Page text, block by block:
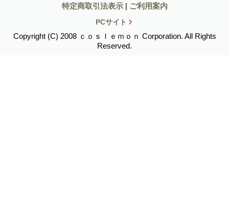
特定商取引法表示 | ご利用案内
PCサイト
Copyright (C) 2008 ｃｏｓｌｅｍｏｎ Corporation. All Rights
Reserved.